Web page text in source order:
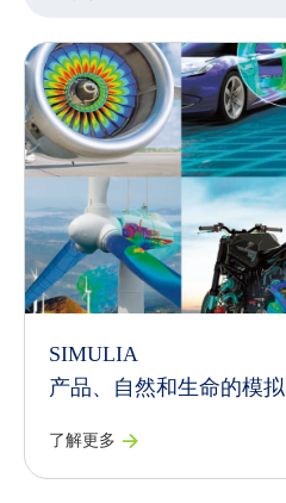
SIMULIA
产品、自然和生命的模拟
了解更多